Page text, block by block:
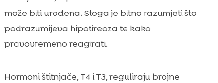
štitnjače
 Kako veterinar postavlja dijagnozu
 Plan liječenja i praćenje napretka
 Prehrana kao podrška štitnjači
pridonose zdravlju
može biti urođena. Stoga je bitno razumjeti što
podrazumijeva hipotireoza te kako
pravovremeno reagirati.
Hormoni štitnjače, T4 i T3, reguliraju brojne